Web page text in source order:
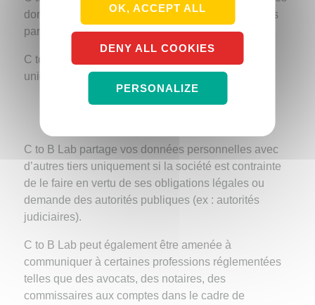
données liées à la livraison d’un document ou colis
par voie postale.
C to B Lab partage vos données personnelles
uniquement avec les tiers suivants :
Nos sous-traitants techniques (hébergement,
C to B Lab partage vos données personnelles avec
d’autres tiers uniquement si la société est contrainte
de le faire en vertu de ses obligations légales ou
demande des autorités publiques (ex : autorités
judiciaires).
C to B Lab peut également être amenée à
communiquer à certaines professions réglementées
telles que des avocats, des notaires, des
commissaires aux comptes dans le cadre de
OK, ACCEPT ALL
DENY ALL COOKIES
PERSONALIZE